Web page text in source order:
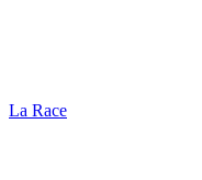
La Race